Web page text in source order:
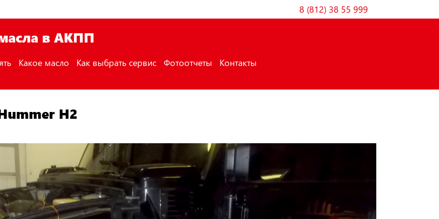
8 (812) 38 55 999
в АКПП
Какое масло Как выбрать сервис Фотоотчеты Контакты
H2